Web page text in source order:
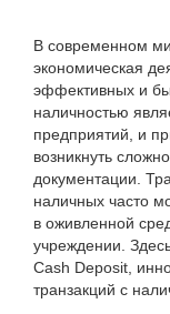
В современном
экономическая
эффективных и
наличностью
предприятий, и
возникнуть
документации.
наличных часто
в оживленной
учреждении.
Cash Deposit,
транзакций с